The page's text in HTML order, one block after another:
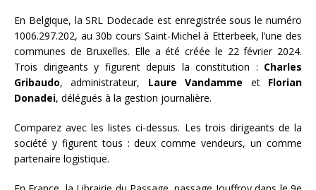
En Belgique, la SRL Dodecade est enregistrée sous le numéro
1006.297.202, au 30b cours Saint-Michel à Etterbeek, l’une des
communes de Bruxelles. Elle a été créée le 22 février 2024.
Trois dirigeants y figurent depuis la constitution : Charles
Gribaudo, administrateur, Laure Vandamme et Florian
Donadei, délégués à la gestion journalière.
Comparez avec les listes ci-dessus. Les trois dirigeants de la
société y figurent tous : deux comme vendeurs, un comme
partenaire logistique.